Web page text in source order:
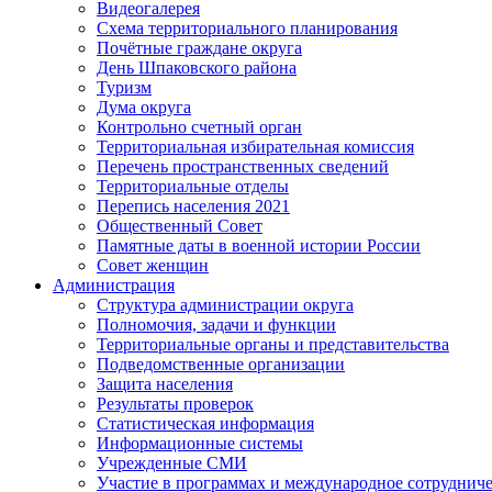
Видеогалерея
Схема территориального планирования
Почётные граждане округа
День Шпаковского района
Туризм
Дума округа
Контрольно счетный орган
Территориальная избирательная комиссия
Перечень пространственных сведений
Территориальные отделы
Перепись населения 2021
Общественный Совет
Памятные даты в военной истории России
Совет женщин
Администрация
Структура администрации округа
Полномочия, задачи и функции
Территориальные органы и представительства
Подведомственные организации
Защита населения
Результаты проверок
Статистическая информация
Информационные системы
Учрежденные СМИ
Участие в программах и международное